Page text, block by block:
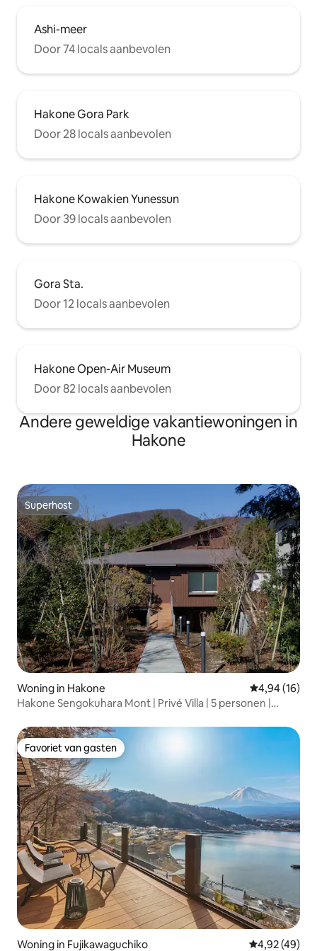
Ashi-meer
Door 74 locals aanbevolen
Hakone Gora Park
Door 28 locals aanbevolen
Hakone Kowakien Yunessun
Door 39 locals aanbevolen
Gora Sta.
Door 12 locals aanbevolen
Hakone Open-Air Museum
Door 82 locals aanbevolen
Andere geweldige vakantiewoningen in
Hakone
Superhost
Superhost
Woning in Hakone Gemiddelde
4,94 (16)
Hakone Sengokuhara Mont | Privé Villa | 5 personen |
supermarkt op 5 minuten lopen
Favoriet van gasten
Favoriet van gasten
Woning in Fujikawaguchiko Gemiddelde
4,92 (49)